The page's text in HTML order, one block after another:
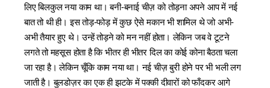
लिए बिलकुल नया काम था। बनी-बनाई चीज़ को तोड़ना अपने आप में नई
बात तो थी ही। इस तोड़-फोड़ में कुछ ऐसे मकान भी शामिल थे जो अभी-
अभी तैयार हुए थे। उन्हें तोड़ने को मन नहीं होता। लेकिन जब वे टूटने
लगते तो महसूस होता है कि भीतर ही भीतर दिल का कोई कोना बैठता चला
जा रहा है। लेकिन चूँकि काम नया था। नई चीज़ बुरी होने पर भी भली लग
जाती है। बुलडोज़र का एक ही झटके में पक्‍की दीवारों को फाँदकर आगे